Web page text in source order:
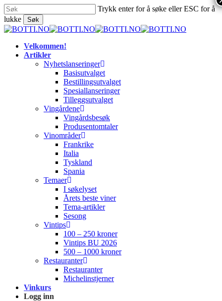
Skip
to
main
content
Trykk enter for å søke eller ESC for å
lukke
Søk
Close
search
Menu
Velkommen!
Artikler
Nyhetslanseringer
Basisutvalget
Bestillingsutvalget
Spesiallanseringer
Tilleggsutvalget
Vingårdene
Vingårdsbesøk
Produsentomtaler
Vinområder
Frankrike
Italia
Tyskland
Spania
Temaer
I søkelyset
Årets beste viner
Tema-artikler
Sesong
Vintips
100 – 250 kroner
Vintips BU 2026
500 – 1000 kroner
Restauranter
Restauranter
Michelinstjerner
Vinkurs
Logg inn